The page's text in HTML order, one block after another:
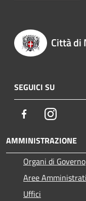
Città di
SEGUICI SU
FacebookInstagram
AMMINISTRAZIONE
Organi di Governo
Aree
Uffici